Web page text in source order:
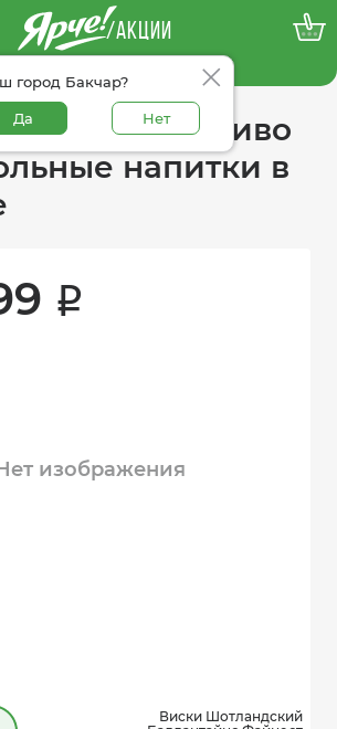
/АКЦИИ
город Бакчар?
Да Нет
100% достоверные акции
категории пиво
напитки в
i
изображения
Виски Шотландский